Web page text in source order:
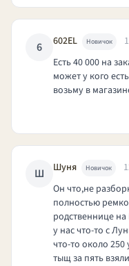
6 602EL Новичок
Есть 40 000 на
может у кого
возьму в
Ш Шуня Новичок
Он что,не
полностью
родственнице
у нас что-то с
что-то около
тыщ за пять